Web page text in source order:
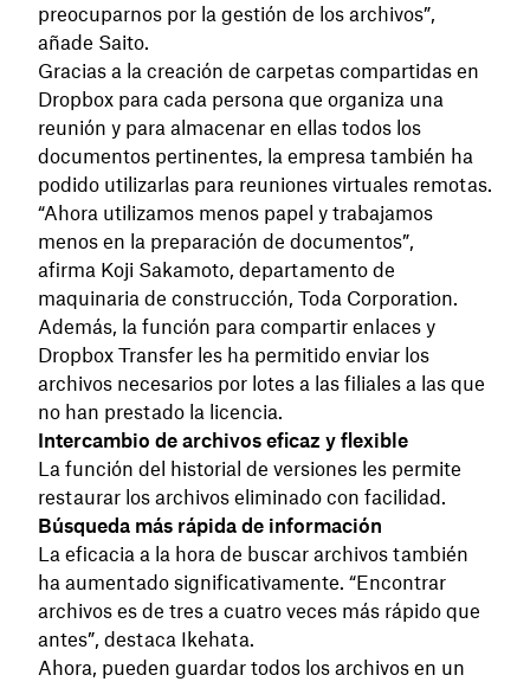
preocuparnos por la gestión de los archivos”,
añade Saito.
Gracias a la creación de carpetas compartidas en
Dropbox para cada persona que organiza una
reunión y para almacenar en ellas todos los
documentos pertinentes, la empresa también ha
podido utilizarlas para reuniones virtuales remotas.
“Ahora utilizamos menos papel y trabajamos
menos en la preparación de documentos”,
afirma Koji Sakamoto, departamento de
maquinaria de construcción, Toda Corporation.
Además, la función para compartir enlaces y
Dropbox Transfer les ha permitido enviar los
archivos necesarios por lotes a las filiales a las que
no han prestado la licencia.
Intercambio de archivos eficaz y flexible
La función del historial de versiones les permite
restaurar los archivos eliminado con facilidad.
Búsqueda más rápida de información
La eficacia a la hora de buscar archivos también
ha aumentado significativamente. “Encontrar
archivos es de tres a cuatro veces más rápido que
antes”, destaca Ikehata.
Ahora, pueden guardar todos los archivos en un